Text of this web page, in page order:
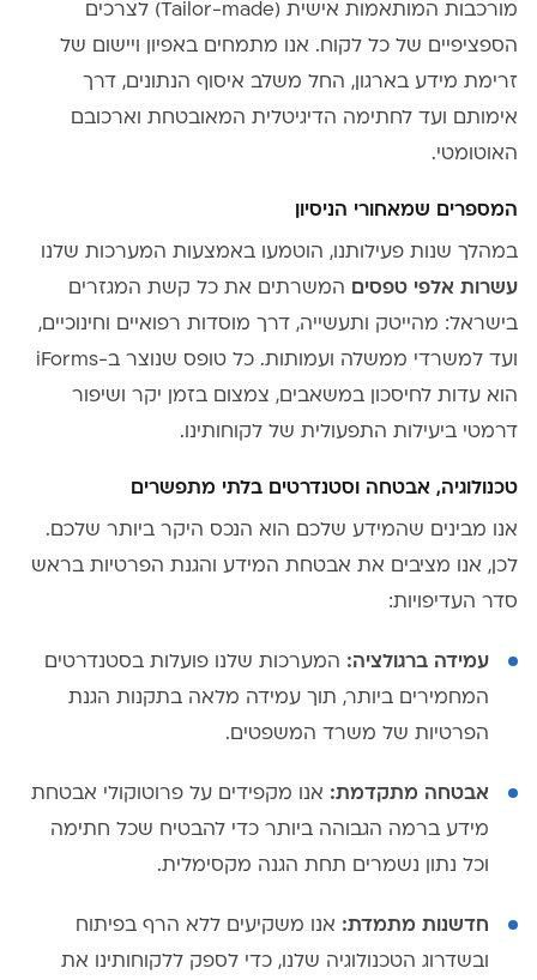
מורכבות המותאמות אישית (Tailor-made) לצרכים
הספציפיים של כל לקוח. אנו מתמחים באפיון ויישום של
זרימת מידע בארגון, החל משלב איסוף הנתונים, דרך
אימותם ועד לחתימה הדיגיטלית המאובטחת וארכובם
האוטומטי.
המספרים שמאחורי הניסיון
במהלך שנות פעילותנו, הוטמעו באמצעות המערכות שלנו
עשרות אלפי טפסים המשרתים את כל קשת המגזרים
בישראל: מהייטק ותעשייה, דרך מוסדות רפואיים וחינוכיים,
ועד למשרדי ממשלה ועמותות. כל טופס שנוצר ב-iForms
הוא עדות לחיסכון במשאבים, צמצום בזמן יקר ושיפור
דרמטי ביעילות התפעולית של לקוחותינו.
טכנולוגיה, אבטחה וסטנדרטים בלתי מתפשרים
אנו מבינים שהמידע שלכם הוא הנכס היקר ביותר שלכם.
לכן, אנו מציבים את אבטחת המידע והגנת הפרטיות בראש
סדר העדיפויות:
עמידה ברגולציה: המערכות שלנו פועלות בסטנדרטים
המחמירים ביותר, תוך עמידה מלאה בתקנות הגנת
הפרטיות של משרד המשפטים.
אבטחה מתקדמת: אנו מקפידים על פרוטוקולי אבטחת
מידע ברמה הגבוהה ביותר כדי להבטיח שכל חתימה
וכל נתון נשמרים תחת הגנה מקסימלית.
חדשנות מתמדת: אנו משקיעים ללא הרף בפיתוח
ובשדרוג הטכנולוגיה שלנו, כדי לספק ללקוחותינו את